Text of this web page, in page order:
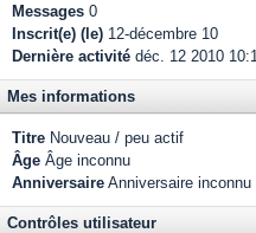
Messages 0
Inscrit(e) (le) 12-décembre 10
Dernière activité déc. 12 2010
Mes informations
Titre Nouveau / peu actif
Âge Âge inconnu
Anniversaire Anniversaire inconnu
Contrôles utilisateur